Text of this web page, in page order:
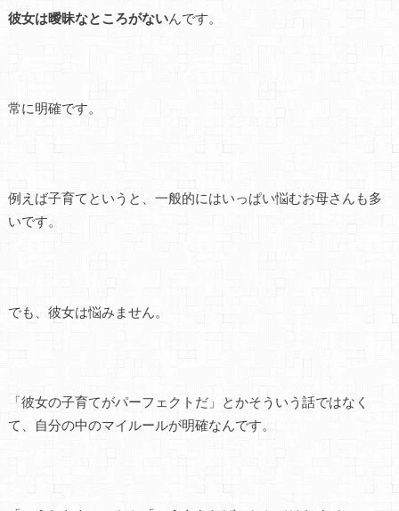
彼女は曖昧なところがないんです。
常に明確です。
例えば子育てというと、一般的にはいっぱい悩むお母さんも多
いです。
でも、彼女は悩みません。
「彼女の子育てがパーフェクトだ」とかそういう話ではなく
て、自分の中のマイルールが明確なんです。